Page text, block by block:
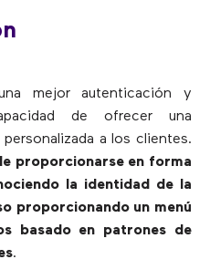
mejor autenticación y
de ofrecer una
a los clientes.
proporcionarse en forma
la identidad de la
proporcionando un menú
basado en patrones de
.